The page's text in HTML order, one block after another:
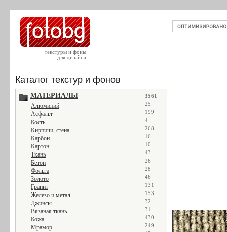
текстуры и фоны
для дизайна
Каталог текстур и фонов
МАТЕРИАЛЫ 3561
Алюминий 25
Асфальт 199
Кость 4
Кирпичи, стена 268
Карбон 16
Картон 10
Ткань 43
Бетон 26
Фольга 28
Золото 46
Гранит 131
Железо и метал 153
Джинсы 32
Вязаная ткань 31
Кожа 430
Мрамор 249